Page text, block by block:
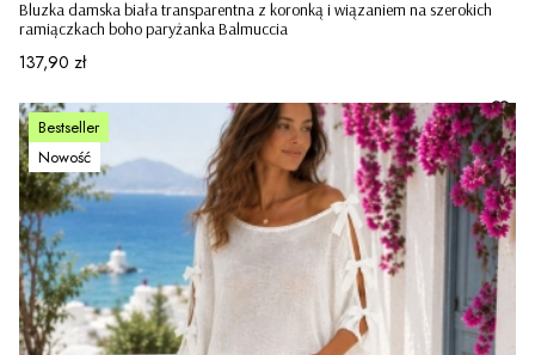
Bluzka damska biała transparentna z koronką i wiązaniem na szerokich
ramiączkach boho paryżanka Balmuccia
Cena
137,90 zł
Bestseller
Nowość